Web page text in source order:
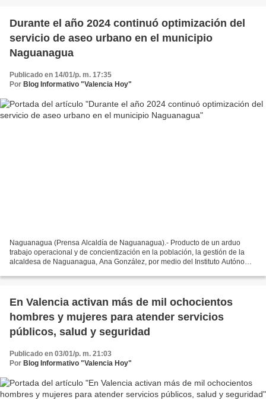
Durante el año 2024 continuó optimización del
servicio de aseo urbano en el municipio
Naguanagua
Publicado en 14/01/p. m. 17:35
Por Blog Informativo "Valencia Hoy"
Naguanagua (Prensa Alcaldía de Naguanagua).- Producto de un arduo
trabajo operacional y de concientización en la población, la gestión de la
alcaldesa de Naguanagua, Ana González, por medio del Instituto Autónomo
En Valencia activan más de mil ochocientos
hombres y mujeres para atender servicios
públicos, salud y seguridad
Publicado en 03/01/p. m. 21:03
Por Blog Informativo "Valencia Hoy"